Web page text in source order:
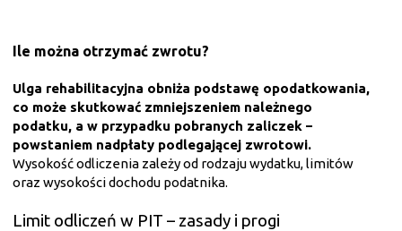
Ile można otrzymać zwrotu?
Ulga rehabilitacyjna obniża podstawę opodatkowania,
co może skutkować zmniejszeniem należnego
podatku, a w przypadku pobranych zaliczek –
powstaniem nadpłaty podlegającej zwrotowi.
Wysokość odliczenia zależy od rodzaju wydatku, limitów
oraz wysokości dochodu podatnika.
Limit odliczeń w PIT – zasady i progi